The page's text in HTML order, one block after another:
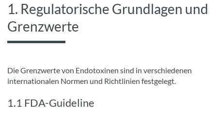
1. Regulatorische Grundlagen und
Grenzwerte
Die Grenzwerte von Endotoxinen sind in verschiedenen
internationalen Normen und Richtlinien festgelegt.
1.1 FDA-Guideline